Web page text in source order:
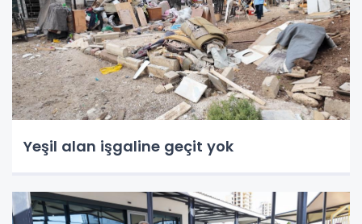
Yeşil alan işgaline geçit yok